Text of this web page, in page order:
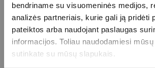
bendriname su visuomeninės medijos,
analizės partneriais, kurie gali ją pridėti
pateiktos arba naudojant paslaugas
informacijos. Toliau naudodamiesi
sutinkate su mūsų slapukais.
schedule
Tyrimo trukmė
Iki 30 min.
info